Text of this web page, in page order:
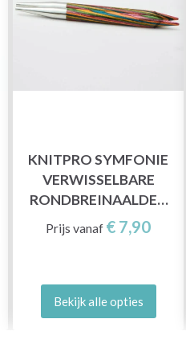
KNITPRO SYMFONIE
VERWISSELBARE
RONDBREINAALDEN
KORT (3.00-12.00 MM)
Prijs vanaf € 7,90
Bekijk alle opties